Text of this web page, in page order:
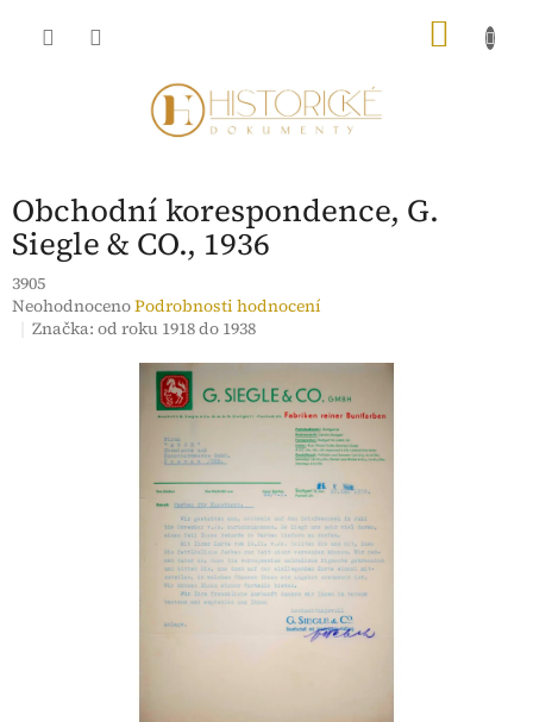
Obchodní korespondence, G.
Siegle & CO., 1936
3905
Průměrné
hodnocení
NeohodnocenoPodrobnosti hodnocení
Značka:od roku 1918 do 1938